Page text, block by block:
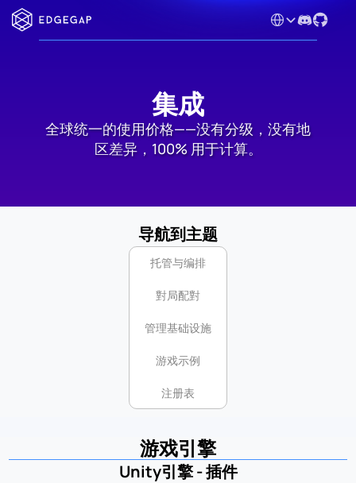
Select Language
集成
全球统一的使用价格——没有分级，没有地
区差异，100% 用于计算。
导航到主题
托管与编排
對局配對
管理基础设施
游戏示例
注册表
游戏引擎
Unity引擎 - 插件